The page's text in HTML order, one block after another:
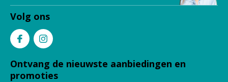
Volg ons
Ontvang de nieuwste aanbiedingen en
promoties